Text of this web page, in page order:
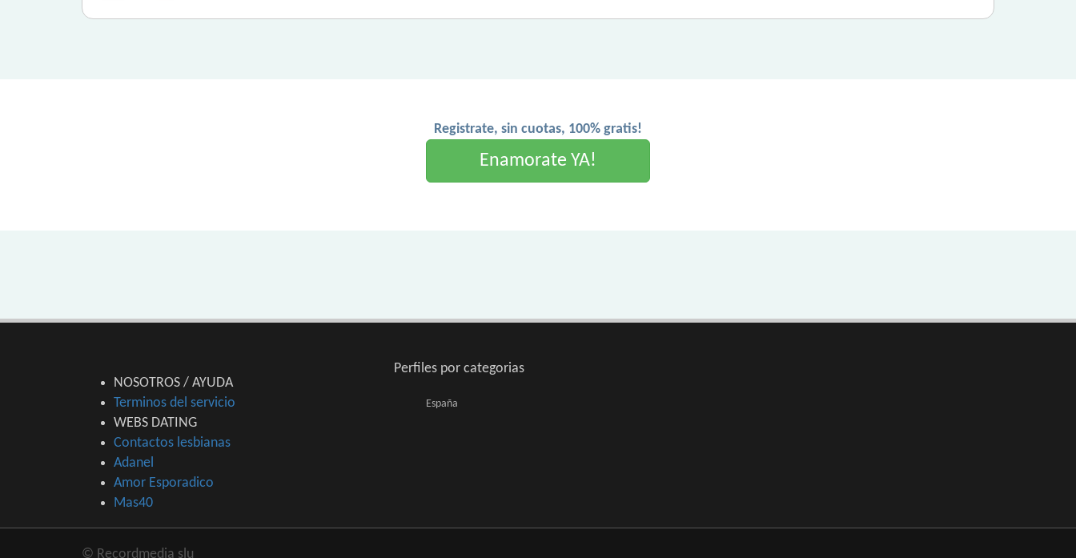
Registrate, sin cuotas, 100% gratis!
Enamorate YA!
NOSOTROS / AYUDA
Terminos del servicio
WEBS DATING
Contactos lesbianas
Adanel
Amor Esporadico
Mas40
Perfiles por categorias
España
© Recordmedia slu